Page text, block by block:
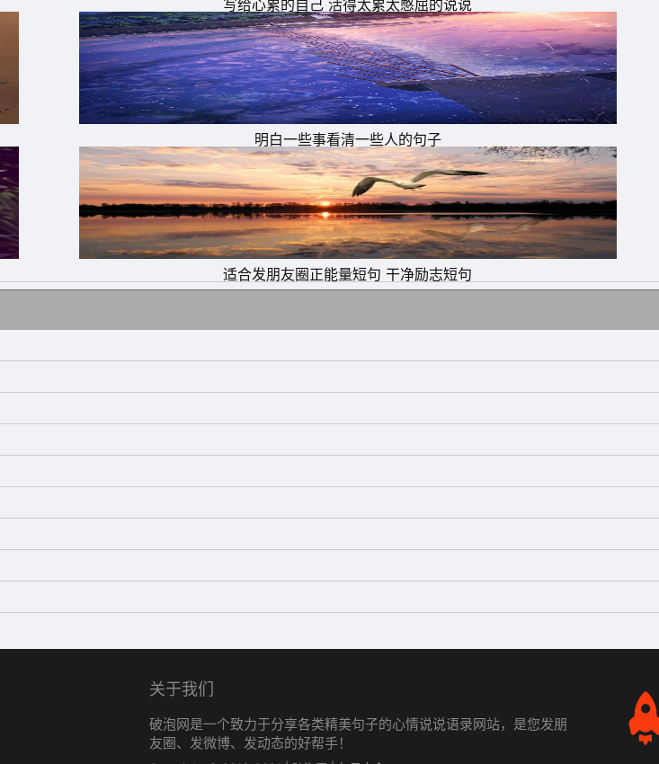
写给心累的自己 活得太累太憋屈的说说
明白一些事看清一些人的句子
适合发朋友圈正能量短句 干净励志短句
关于我们
破泡网是一个致力于分享各类精美句子的心情说说语录网站，是您发朋
友圈、发微博、发动态的好帮手！